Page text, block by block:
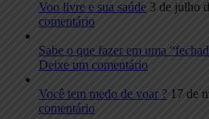
Voo livre e sua saúde 3 de julho
comentário
Sabe o que fazer em uma
Deixe um comentário
Você tem medo de voar ? 17 de
comentário